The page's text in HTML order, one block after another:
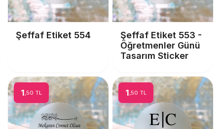
Şeffaf Etiket 554
Şeffaf Etiket 553 -
Öğretmenler Günü
Tasarım Sticker
1 ,50 TL 1 ,50 TL